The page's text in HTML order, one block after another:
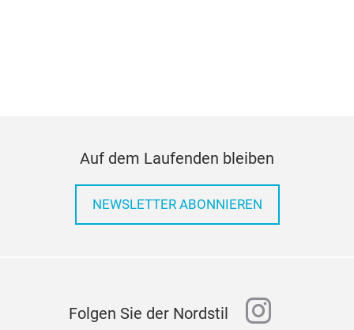
Auf dem Laufenden bleiben
NEWSLETTER ABONNIEREN
Folgen Sie der Nordstil